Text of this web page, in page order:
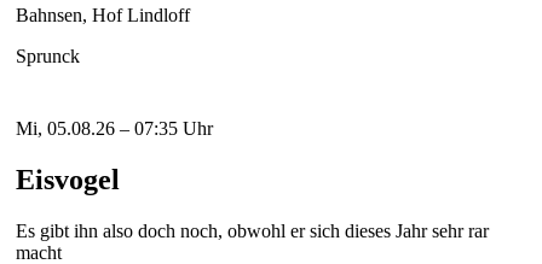
Bahnsen, Hof Lindloff
Sprunck
Mi, 05.08.26 – 07:35 Uhr
Eisvogel
Es gibt ihn also doch noch, obwohl er sich dieses Jahr sehr rar
macht